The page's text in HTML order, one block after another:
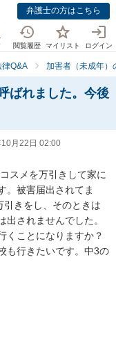
弁護士の方はこちら
閲覧履歴 マイリスト ログイン
Q&A 加害者（未成年）
ばれました。今後
月22日 02:00
スメを万引きして家に
。被害届出されてま
きをし、そのときは
されませんでした。
くことになりますか？
も行きたいです。中3の